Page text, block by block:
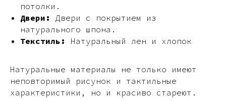
потолки.
Двери:
Двери с покрытием из
натурального шпона.
Текстиль:
Натуральный лен и хлопок
Натуральные материалы не только имеют
неповторимый рисунок и тактильные
характеристики, но и красиво стареют.